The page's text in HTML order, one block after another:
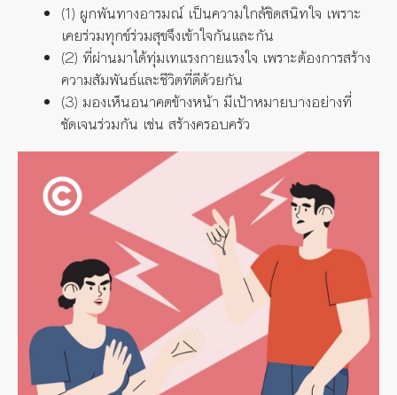
(1) ผูกพันทางอารมณ์ เป็นความใกล้ชิดสนิทใจ เพราะ
เคยร่วมทุกข์ร่วมสุขจึงเข้าใจกันและกัน
(2) ที่ผ่านมาได้ทุ่มเทแรงกายแรงใจ เพราะต้องการสร้าง
ความสัมพันธ์และชีวิตที่ดีด้วยกัน
(3) มองเห็นอนาคตข้างหน้า มีเป้าหมายบางอย่างที่
ชัดเจนร่วมกัน เช่น สร้างครอบครัว